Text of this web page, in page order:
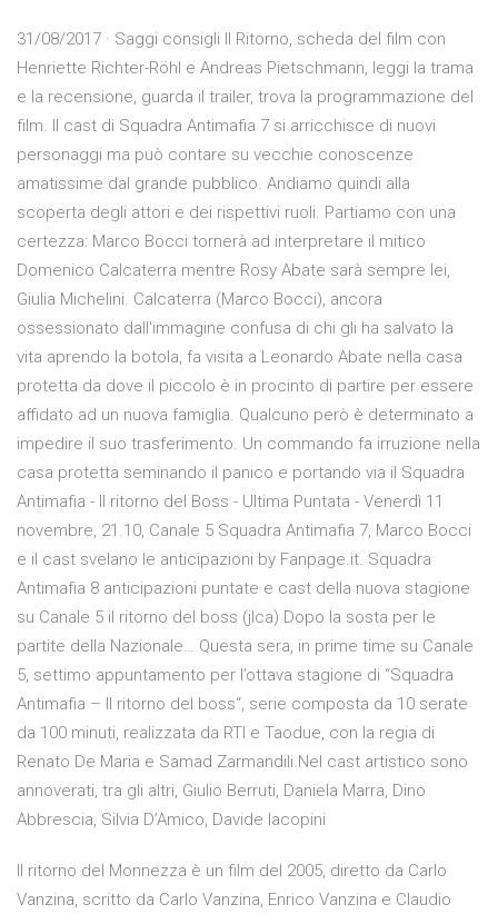
31/08/2017 · Saggi consigli Il Ritorno, scheda del film con
Henriette Richter-Röhl e Andreas Pietschmann, leggi la trama
e la recensione, guarda il trailer, trova la programmazione del
film. Il cast di Squadra Antimafia 7 si arricchisce di nuovi
personaggi ma può contare su vecchie conoscenze
amatissime dal grande pubblico. Andiamo quindi alla
scoperta degli attori e dei rispettivi ruoli. Partiamo con una
certezza: Marco Bocci tornerà ad interpretare il mitico
Domenico Calcaterra mentre Rosy Abate sarà sempre lei,
Giulia Michelini. Calcaterra (Marco Bocci), ancora
ossessionato dall'immagine confusa di chi gli ha salvato la
vita aprendo la botola, fa visita a Leonardo Abate nella casa
protetta da dove il piccolo è in procinto di partire per essere
affidato ad un nuova famiglia. Qualcuno però è determinato a
impedire il suo trasferimento. Un commando fa irruzione nella
casa protetta seminando il panico e portando via il Squadra
Antimafia - Il ritorno del Boss - Ultima Puntata - Venerdì 11
novembre, 21.10, Canale 5 Squadra Antimafia 7, Marco Bocci
e il cast svelano le anticipazioni by Fanpage.it. Squadra
Antimafia 8 anticipazioni puntate e cast della nuova stagione
su Canale 5 il ritorno del boss (jlca) Dopo la sosta per le
partite della Nazionale… Questa sera, in prime time su Canale
5, settimo appuntamento per l’ottava stagione di “Squadra
Antimafia – Il ritorno del boss“, serie composta da 10 serate
da 100 minuti, realizzata da RTI e Taodue, con la regia di
Renato De Maria e Samad Zarmandili.Nel cast artistico sono
annoverati, tra gli altri, Giulio Berruti, Daniela Marra, Dino
Abbrescia, Silvia D’Amico, Davide Iacopini
Il ritorno del Monnezza è un film del 2005, diretto da Carlo
Vanzina, scritto da Carlo Vanzina, Enrico Vanzina e Claudio